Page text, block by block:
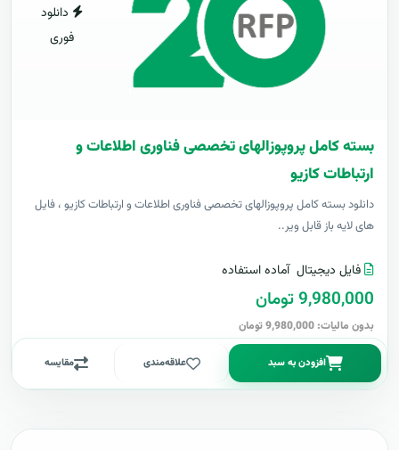
دانلود
فوری
بسته کامل پروپوزالهای تخصصی فناوری اطلاعات و
ارتباطات کازیو
دانلود بسته کامل پروپوزالهای تخصصی فناوری اطلاعات و ارتباطات کازیو ، فایل
های لایه باز قابل ویر..
فایل دیجیتال آماده استفاده
9,980,000 تومان
بدون مالیات: 9,980,000 تومان
افزودن به سبد علاقه‌مندی مقایسه